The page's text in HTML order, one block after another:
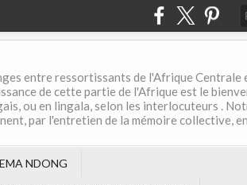
entre ressortissants de l'Afrique Centrale
de cette partie de l'Afrique est le
ou en lingala, selon les interlocuteurs .
par l'entretien de la mémoire collective,
NDONG